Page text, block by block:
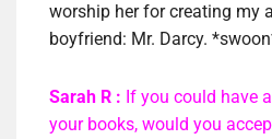
worship her for creating my
boyfriend: Mr. Darcy.
Sarah R : If you could have
your books, would you